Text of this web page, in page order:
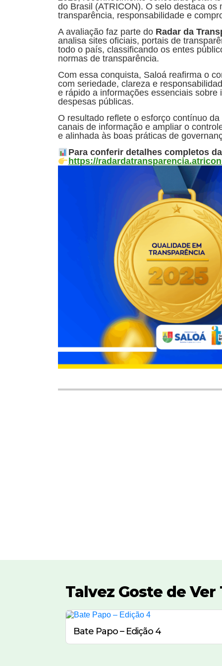
do Brasil (ATRICON). O selo destaca
transparência, responsabilidade e
A avaliação faz parte do Radar da
analisa sites oficiais, portais de
todo o país, classificando os entes
normas de transparência.
Com essa conquista, Saloá reafirma o
com seriedade, clareza e
e rápido a informações essenciais
despesas públicas.
O resultado reflete o esforço contínuo
canais de informação e ampliar o
e alinhada às boas práticas de
Para conferir detalhes completos
https://
Talvez Goste de
Bate Papo – Edição 4